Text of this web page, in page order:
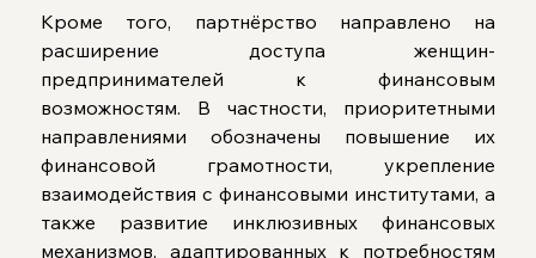
Кроме того, партнёрство направлено на
расширение доступа женщин-
предпринимателей к финансовым
возможностям. В частности, приоритетными
направлениями обозначены повышение их
финансовой грамотности, укрепление
взаимодействия с финансовыми институтами, а
также развитие инклюзивных финансовых
механизмов, адаптированных к потребностям